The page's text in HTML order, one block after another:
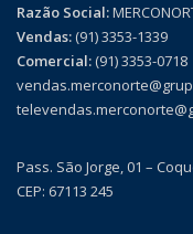
Razão Social:
Vendas:(91) 3353-1339
Comercial:(91) 3353-0718
Pass. São Jorge, 01 –
CEP: 67113 245